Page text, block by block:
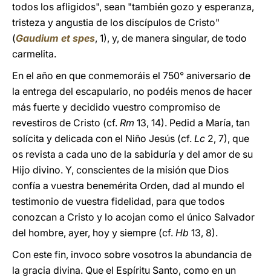
todos los afligidos", sean "también gozo y esperanza,
tristeza y angustia de los discípulos de Cristo"
(Gaudium et spes, 1), y, de manera singular, de todo
carmelita.
En el año en que conmemoráis el 750° aniversario de
la entrega del escapulario, no podéis menos de hacer
más fuerte y decidido vuestro compromiso de
revestiros de Cristo (cf. Rm 13, 14). Pedid a María, tan
solícita y delicada con el Niño Jesús (cf. Lc 2, 7), que
os revista a cada uno de la sabiduría y del amor de su
Hijo divino. Y, conscientes de la misión que Dios
confía a vuestra benemérita Orden, dad al mundo el
testimonio de vuestra fidelidad, para que todos
conozcan a Cristo y lo acojan como el único Salvador
del hombre, ayer, hoy y siempre (cf. Hb 13, 8).
Con este fin, invoco sobre vosotros la abundancia de
la gracia divina. Que el Espíritu Santo, como en un